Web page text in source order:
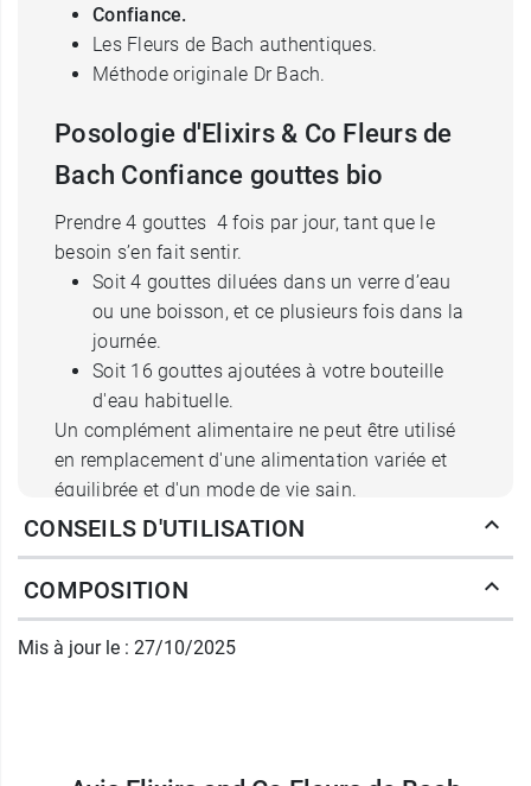
Confiance.
Les Fleurs de Bach authentiques.
Méthode originale Dr Bach.
Posologie d'Elixirs & Co Fleurs de
Bach Confiance gouttes bio
Prendre 4 gouttes 4 fois par jour, tant que le
besoin s’en fait sentir.
Soit 4 gouttes diluées dans un verre d’eau
ou une boisson, et ce plusieurs fois dans la
journée.
Soit 16 gouttes ajoutées à votre bouteille
d'eau habituelle.
Un complément alimentaire ne peut être utilisé
en remplacement d'une alimentation variée et
équilibrée et d'un mode de vie sain.
Certifié par FR-BIO-01 Agriculture UE.
CONSEILS D'UTILISATION
COMPOSITION
Mis à jour le : 27/10/2025